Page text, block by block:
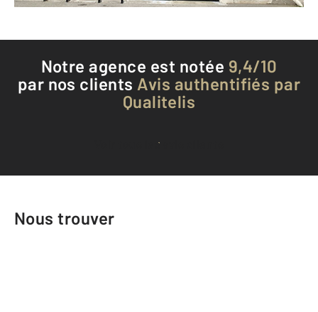
Notre agence est notée 9,4/10
par nos clients Avis authentifiés par
Qualitelis
Voir tous les avis clients
Nous trouver